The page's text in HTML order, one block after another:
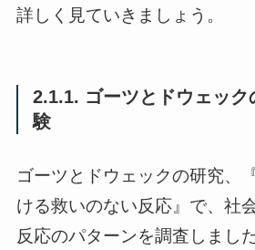
詳しく見ていきましょう。
2.1.1. ゴーツとドウェック
験
ゴーツとドウェックの研究、
ける救いのない反応』で、社
反応のパターンを調査しまし